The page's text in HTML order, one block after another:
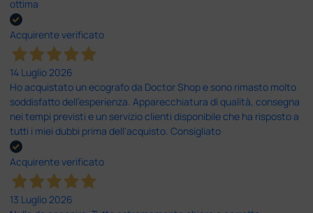
ottima
Acquirente verificato
14 Luglio 2026
Ho acquistato un ecografo da Doctor Shop e sono rimasto molto
soddisfatto dell'esperienza. Apparecchiatura di qualità, consegna
nei tempi previsti e un servizio clienti disponibile che ha risposto a
tutti i miei dubbi prima dell'acquisto. Consigliato
Acquirente verificato
13 Luglio 2026